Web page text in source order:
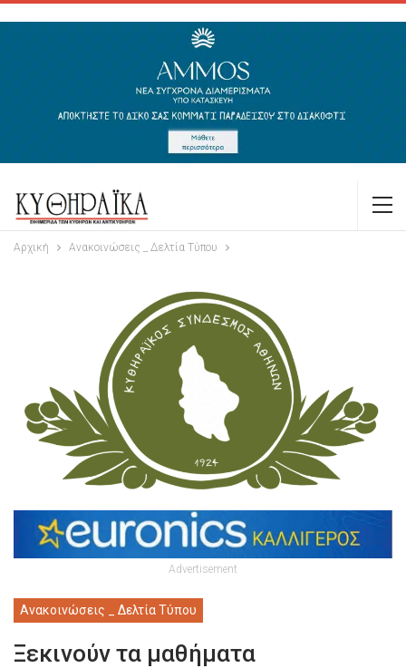
Αρχική Ανακοινώσεις _ Δελτία Τύπου
Advertisement
Ανακοινώσεις _ Δελτία Τύπου
Ξεκινούν τα μαθήματα